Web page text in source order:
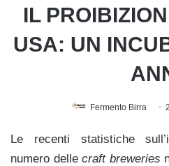
IL
USA: UN
Fermento Birra
Le recenti statistiche
numero delle craft breweries